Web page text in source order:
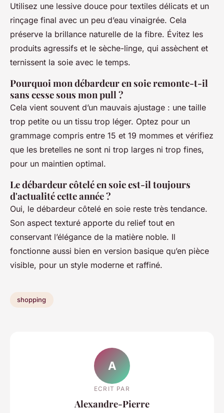
Utilisez une lessive douce pour textiles délicats et un
rinçage final avec un peu d’eau vinaigrée. Cela
préserve la brillance naturelle de la fibre. Évitez les
produits agressifs et le sèche-linge, qui assèchent et
ternissent la soie avec le temps.
Pourquoi mon débardeur en soie remonte-t-il
sans cesse sous mon pull ?
Cela vient souvent d’un mauvais ajustage : une taille
trop petite ou un tissu trop léger. Optez pour un
grammage compris entre 15 et 19 mommes et vérifiez
que les bretelles ne sont ni trop larges ni trop fines,
pour un maintien optimal.
Le débardeur côtelé en soie est-il toujours
d'actualité cette année ?
Oui, le débardeur côtelé en soie reste très tendance.
Son aspect texturé apporte du relief tout en
conservant l’élégance de la matière noble. Il
fonctionne aussi bien en version basique qu’en pièce
visible, pour un style moderne et raffiné.
shopping
A
ECRIT PAR
Alexandre-Pierre